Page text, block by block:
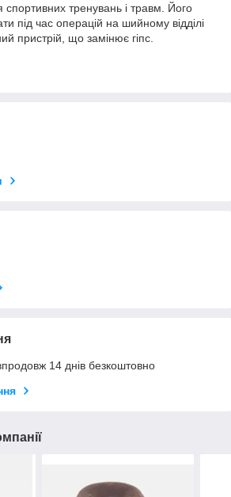
спортивних тренувань і травм. Його
під час операцій на шийному відділі
пристрій, що замінює гіпс.
14 днів безкоштовно